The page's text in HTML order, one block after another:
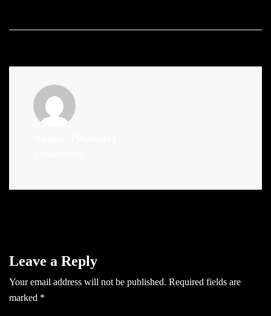
Leave a Reply
Your email address will not be published. Required fields are
marked *